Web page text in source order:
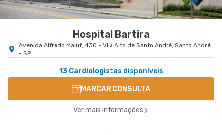
Hospital Bartira
Avenida Alfredo Maluf, 430 - Vila Alto de Santo André, Santo André
- SP
13 Cardiologistas disponíveis
MARCAR CONSULTA
Ver mais informações